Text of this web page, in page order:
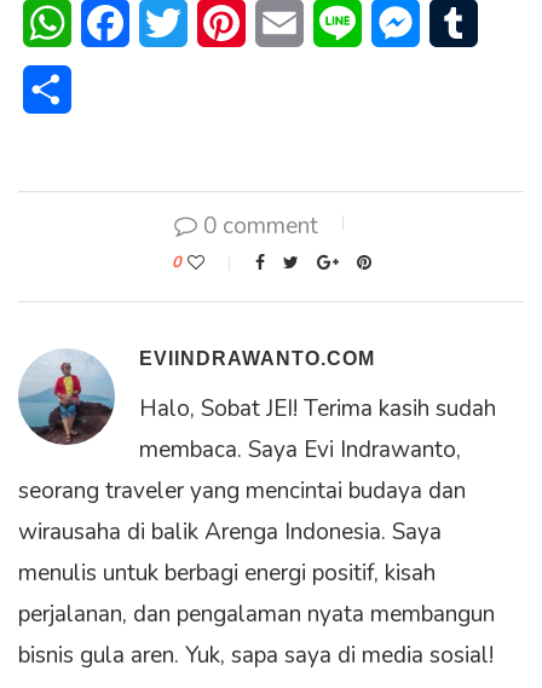
WhatsAppFacebookTwitter PinterestEmail Line Messenger
0 comment
0
EVIINDRAWANTO.COM
Halo, Sobat JEI! Terima kasih sudah
membaca. Saya Evi Indrawanto,
seorang traveler yang mencintai budaya dan
wirausaha di balik Arenga Indonesia. Saya
menulis untuk berbagi energi positif, kisah
perjalanan, dan pengalaman nyata membangun
bisnis gula aren. Yuk, sapa saya di media sosial!